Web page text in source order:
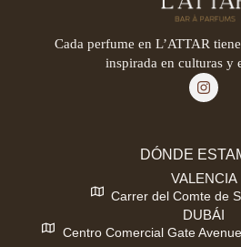
Cada perfume en L’ATTAR
inspirada en culturas y
DÓNDE
VALENCIA
Carrer del Comte de
DUBÁI
Centro Comercial Gate